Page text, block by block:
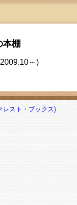
本棚
～)